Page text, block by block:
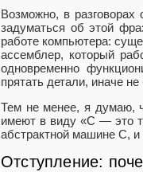
Возможно, в
задуматься об этой
работе компьютера:
ассемблер, который
одновременно
прятать детали, иначе
Тем не менее, я думаю,
имеют в виду «C — это
абстрактной машине C, и
Отступление: